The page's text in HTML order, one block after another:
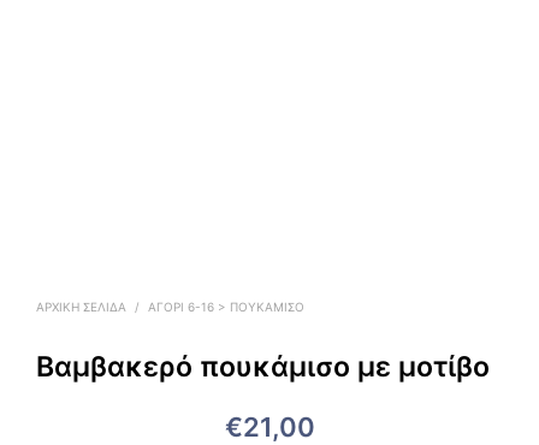
ΑΡΧΙΚΉ ΣΕΛΊΔΑ / ΑΓΟΡΙ 6-16 > ΠΟΥΚΆΜΙΣΟ
Βαμβακερό πουκάμισο με μοτίβο
€21,00